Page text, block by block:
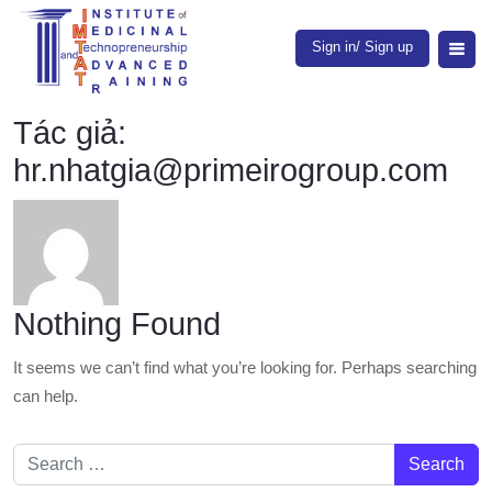
Sign in/ Sign up
Tác giả:
hr.nhatgia@primeirogroup.com
Nothing Found
It seems we can’t find what you’re looking for. Perhaps searching
can help.
Search for: